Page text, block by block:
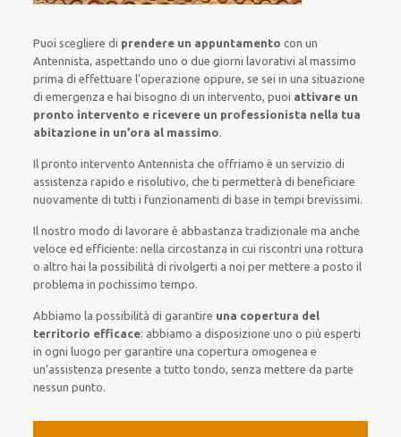
Puoi scegliere di prendere un appuntamento con un
Antennista, aspettandouno o due giorni lavorativi al massimo
prima dieffettuare l’operazione oppure, se sei in una situazione
di emergenza e hai bisogno diun intervento, puoi attivare un
pronto intervento e ricevere un professionista nella tua
abitazione in un’ora al massimo.
Il pronto intervento Antennistache offriamo èun servizio di
assistenza rapido e risolutivo, che tipermetterà di beneficiare
nuovamente di tutti i funzionamenti di base in tempi brevissimi.
Il nostro modo di lavorare è abbastanza tradizionale ma anche
veloce ed efficiente: nella circostanza in cuiriscontriuna rottura
o altro hai la possibilità di rivolgerti a noi permettere a posto il
problema in pochissimo tempo.
Abbiamo la possibilità di garantire una copertura del
territorio efficace: abbiamo a disposizione uno o piùesperti
in ogni luogo pergarantire una coperturaomogenea e
un’assistenza presente atutto tondo, senzamettere da parte
nessun punto.